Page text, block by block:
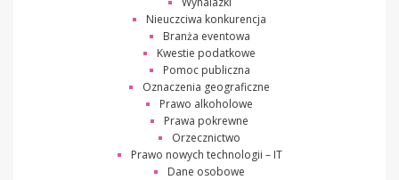
Nieuczciwa konkurencja
Branża eventowa
Kwestie podatkowe
Pomoc publiczna
Oznaczenia geograficzne
Prawo alkoholowe
Prawa pokrewne
Orzecznictwo
Prawo nowych technologii – IT
Dane osobowe